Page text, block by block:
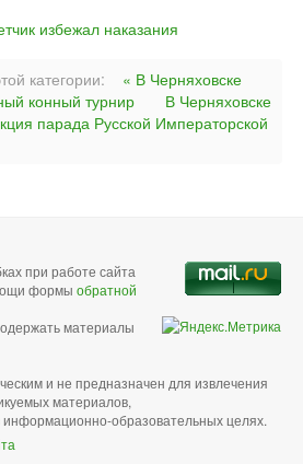
избежал наказания
категории:
« В Черняховске
конный турнир
В Черняховске
парада Русской Императорской
при работе сайта
формы обратной
материалы
и не предназначен для извлечения
материалов,
информационно-образовательных целях.